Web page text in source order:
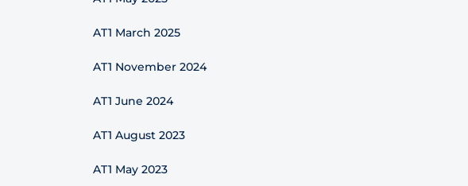
AT1 March 2025
AT1 November 2024
AT1 June 2024
AT1 August 2023
AT1 May 2023